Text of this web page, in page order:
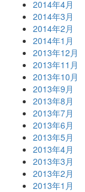
2014年4月
2014年3月
2014年2月
2014年1月
2013年12月
2013年11月
2013年10月
2013年9月
2013年8月
2013年7月
2013年6月
2013年5月
2013年4月
2013年3月
2013年2月
2013年1月